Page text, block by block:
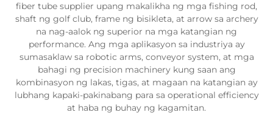
fiber tube supplier upang makalikha ng mga fishing rod,
shaft ng golf club, frame ng bisikleta, at arrow sa archery
na nag-aalok ng superior na mga katangian ng
performance. Ang mga aplikasyon sa industriya ay
sumasaklaw sa robotic arms, conveyor system, at mga
bahagi ng precision machinery kung saan ang
kombinasyon ng lakas, tigas, at magaan na katangian ay
lubhang kapaki-pakinabang para sa operational efficiency
at haba ng buhay ng kagamitan.